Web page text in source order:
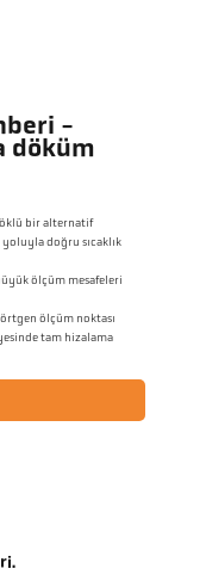
-
döküm
bir alternatif
doğru sıcaklık
ölçüm mesafeleri
ölçüm noktası
tam hizalama